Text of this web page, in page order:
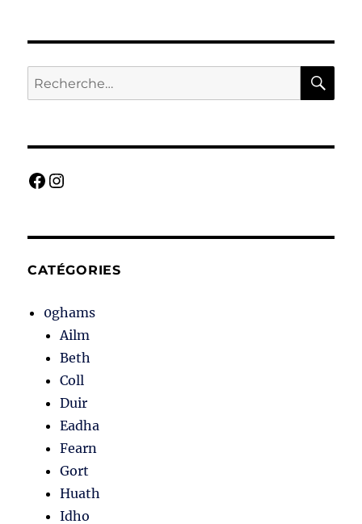
Recherche
pour :
Facebook
Instagram
CATÉGORIES
0ghams
Ailm
Beth
Coll
Duir
Eadha
Fearn
Gort
Huath
Idho